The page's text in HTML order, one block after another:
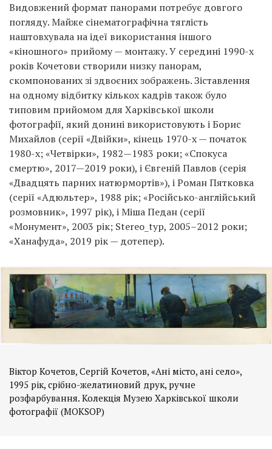
Видовжений формат панорами потребує довгого
погляду. Майже сінематографічна тяглість
наштовхувала на ідеї використання іншого
«кіношного» прийому — монтажу. У середині 1990-х
років Кочетови створили низку панорам,
скомпонованих зі здвоєних зображень. Зіставлення
на одному відбитку кількох кадрів також було
типовим прийомом для Харківської школи
фотографії, який донині використовують і Борис
Михайлов (серії «Двійки», кінець 1970-х — початок
1980-х; «Четвірки», 1982—1983 роки; «Спокуса
смертю», 2017—2019 роки), і Євгеній Павлов (серія
«Двадцять парних натюрмортів»), і Роман Пятковка
(серії «Адюльтер», 1988 рік; «Російсько-англійський
розмовник», 1997 рік), і Міша Педан (серії
«Монумент», 2003 рік; Stereo_typ, 2005–2012 роки;
«Ханафуда», 2019 рік — дотепер).
Віктор Кочетов, Сергій Кочетов, «Ані місто, ані село»,
1995 рік, срібно-желатиновий друк, ручне
розфарбування. Колекція Музею Харківської школи
фотографії (MOKSOP)